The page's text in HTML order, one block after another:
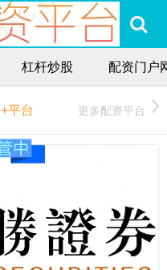
杠杆炒股 配资门户
+平台 更多配资平台